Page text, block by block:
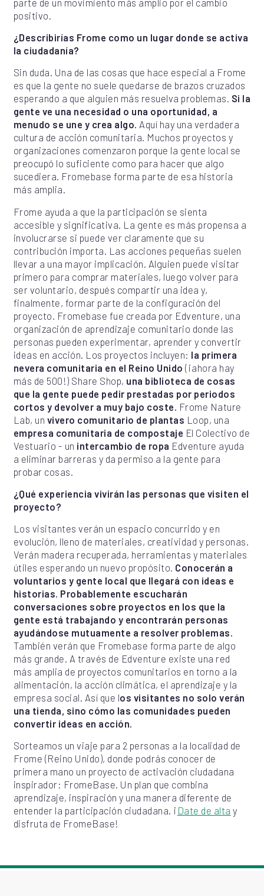
parte de un movimiento más amplio por el cambio
positivo.
¿Describirías Frome como un lugar donde se activa
la ciudadanía?
Sin duda. Una de las cosas que hace especial a Frome
es que la gente no suele quedarse de brazos cruzados
esperando a que alguien más resuelva problemas. Si la
gente ve una necesidad o una oportunidad, a
menudo se une y crea algo. Aquí hay una verdadera
cultura de acción comunitaria. Muchos proyectos y
organizaciones comenzaron porque la gente local se
preocupó lo suficiente como para hacer que algo
sucediera. Fromebase forma parte de esa historia
más amplia.
Frome ayuda a que la participación se sienta
accesible y significativa. La gente es más propensa a
involucrarse si puede ver claramente que su
contribución importa. Las acciones pequeñas suelen
llevar a una mayor implicación. Alguien puede visitar
primero para comprar materiales, luego volver para
ser voluntario, después compartir una idea y,
finalmente, formar parte de la configuración del
proyecto. Fromebase fue creada por Edventure, una
organización de aprendizaje comunitario donde las
personas pueden experimentar, aprender y convertir
ideas en acción. Los proyectos incluyen: la primera
nevera comunitaria en el Reino Unido (¡ahora hay
más de 500!) Share Shop, una biblioteca de cosas
que la gente puede pedir prestadas por periodos
cortos y devolver a muy bajo coste. Frome Nature
Lab, un vivero comunitario de plantas Loop, una
empresa comunitaria de compostaje El Colectivo de
Vestuario - un intercambio de ropa Edventure ayuda
a eliminar barreras y da permiso a la gente para
probar cosas.
¿Qué experiencia vivirán las personas que visiten el
proyecto?
Los visitantes verán un espacio concurrido y en
evolución, lleno de materiales, creatividad y personas.
Verán madera recuperada, herramientas y materiales
útiles esperando un nuevo propósito. Conocerán a
voluntarios y gente local que llegará con ideas e
historias. Probablemente escucharán
conversaciones sobre proyectos en los que la
gente está trabajando y encontrarán personas
ayudándose mutuamente a resolver problemas.
También verán que Fromebase forma parte de algo
más grande. A través de Edventure existe una red
más amplia de proyectos comunitarios en torno a la
alimentación, la acción climática, el aprendizaje y la
empresa social. Así que los visitantes no solo verán
una tienda, sino cómo las comunidades pueden
convertir ideas en acción.
Sorteamos un viaje para 2 personas a la localidad de
Frome (Reino Unido), donde podrás conocer de
primera mano un proyecto de activación ciudadana
inspirador: FromeBase. Un plan que combina
aprendizaje, inspiración y una manera diferente de
entender la participación ciudadana. ¡ Date de alta y
disfruta de FromeBase!